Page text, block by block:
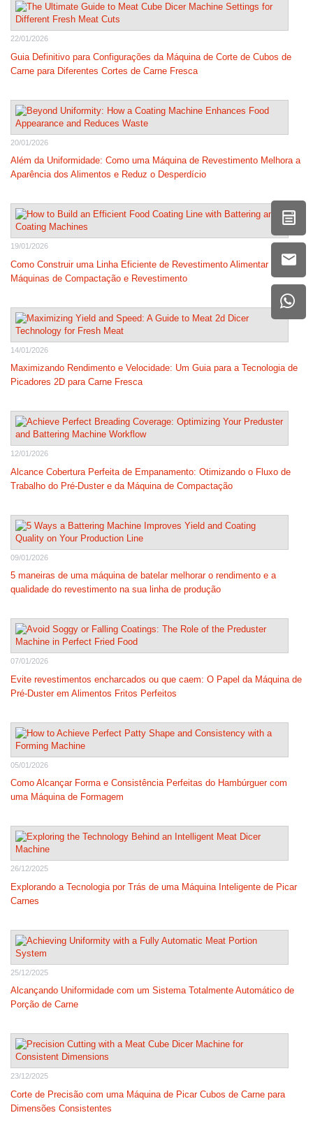
22/01/2026
Guia Definitivo para Configurações da Máquina de Corte de Cubos de
Carne para Diferentes Cortes de Carne Fresca
20/01/2026
Além da Uniformidade: Como uma Máquina de Revestimento Melhora a
Aparência dos Alimentos e Reduz o Desperdício
19/01/2026
Como Construir uma Linha Eficiente de Revestimento Alimentar com
Máquinas de Compactação e Revestimento
14/01/2026
Maximizando Rendimento e Velocidade: Um Guia para a Tecnologia de
Picadores 2D para Carne Fresca
12/01/2026
Alcance Cobertura Perfeita de Empanamento: Otimizando o Fluxo de
Trabalho do Pré-Duster e da Máquina de Compactação
09/01/2026
5 maneiras de uma máquina de batelar melhorar o rendimento e a
qualidade do revestimento na sua linha de produção
07/01/2026
Evite revestimentos encharcados ou que caem: O Papel da Máquina de
Pré-Duster em Alimentos Fritos Perfeitos
05/01/2026
Como Alcançar Forma e Consistência Perfeitas do Hambúrguer com
uma Máquina de Formagem
26/12/2025
Explorando a Tecnologia por Trás de uma Máquina Inteligente de Picar
Carnes
25/12/2025
Alcançando Uniformidade com um Sistema Totalmente Automático de
Porção de Carne
23/12/2025
Corte de Precisão com uma Máquina de Picar Cubos de Carne para
Dimensões Consistentes